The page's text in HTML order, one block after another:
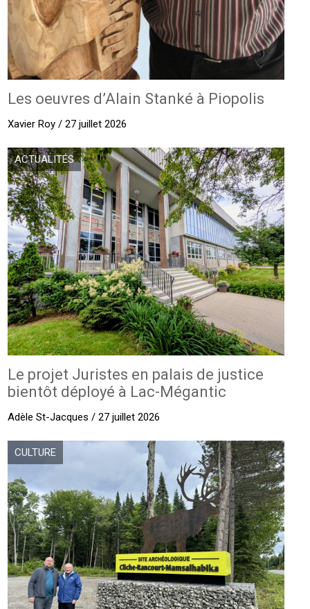
Les oeuvres d’Alain Stanké à Piopolis
Xavier Roy / 27 juillet 2026
ACTUALITÉS
Le projet Juristes en palais de justice
bientôt déployé à Lac-Mégantic
Adèle St-Jacques / 27 juillet 2026
CULTURE